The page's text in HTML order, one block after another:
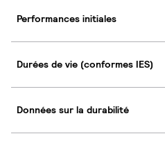
Performances initiales
Durées de vie (conformes IES)
Données sur la durabilité